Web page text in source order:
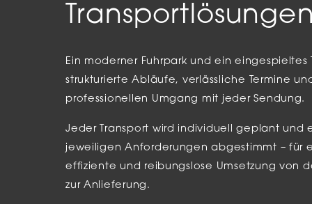
Transportlösungen
Ein moderner Fuhrpark und ein eingespieltes
strukturierte Abläufe, verlässliche Termine
professionellen Umgang mit jeder Sendung.
Jeder Transport wird individuell geplant und
jeweiligen Anforderungen abgestimmt – für
effiziente und reibungslose Umsetzung von
zur Anlieferung.
die
Ihre